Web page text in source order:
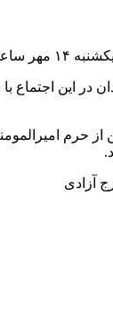
می‌شود.
در این
حرم